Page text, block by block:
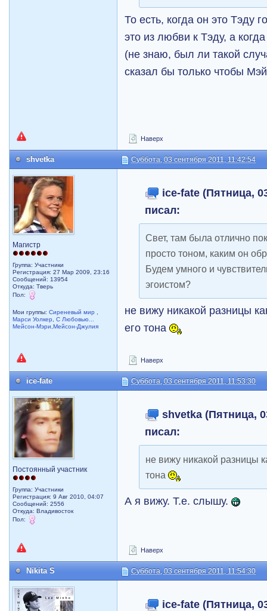
То есть, когда он это Тэду
это из любви к Тэду, а
(не знаю, был ли такой
сказал бы только чтобы
Наверх
shvetka Суббота, 03 сентября 2011, 11:42:54
Магистр
Группа: Участники
Регистрация: 27 Мар 2009, 23:16
Сообщений: 13954
Откуда: Тверь
Пол:
Мои группы:Сиреневый мир
Марси Уолкер
,С Любовью...
Мейсон-Мэри,Мейсон-Джулия
ice-fate (Пятница,
писал:
Свет, там была отлично
просто тоном, каким он
Будем умного и
эгоистом?
не вижу никакой разницы
его тона
Наверх
ice-fate Суббота, 03 сентября 2011, 11:53:30
Постоянный участник
Группа: Участники
Регистрация: 9 Авг 2010, 04:07
Сообщений: 2556
Откуда: Владивосток
Пол:
shvetka (Пятница,
писал:
не вижу никакой разницы
тона
А я вижу. Т.е. слышу.
Наверх
Nikita S Суббота, 03 сентября 2011, 11:54:30
ice-fate (Пятница,